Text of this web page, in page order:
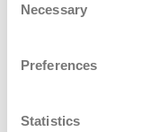
Selection
Necessary
Preferences
Statistics
autodose ultra
Verwachte levering